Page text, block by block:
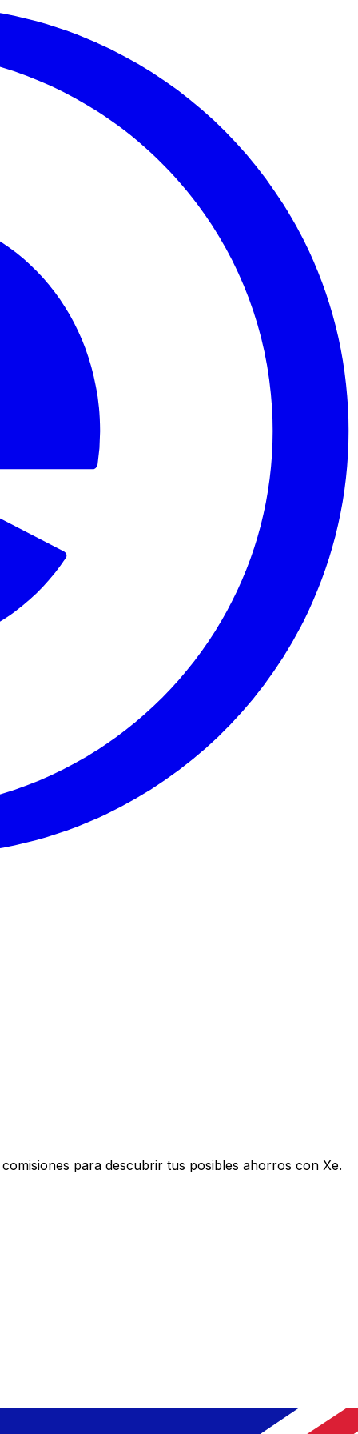
para descubrir tus posibles ahorros con Xe.